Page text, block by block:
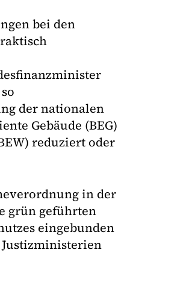
bei den
der nationalen
Gebäude (BEG)
reduziert oder
in der
grün geführten
eingebunden
Justizministerien